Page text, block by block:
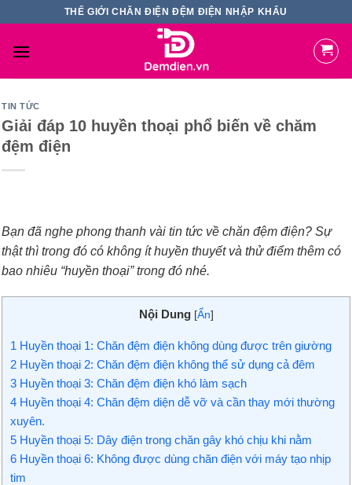
content
THẾ GIỚI CHĂN ĐIỆN ĐỆM ĐIỆN NHẬP KHẨU
TIN TỨC
Giải đáp 10 huyền thoại phổ biến về chăm
đệm điện
Bạn đã nghe phong thanh vài tin tức về chăn đệm điện? Sự
thật thì trong đó có không ít huyền thuyết và thử điểm thêm có
bao nhiêu “huyền thoại” trong đó nhé.
Nội Dung [Ẩn]
1 Huyền thoại 1: Chăn đệm điện không dùng được trên giường
2 Huyền thoại 2: Chăn đệm điện không thể sử dụng cả đêm
3 Huyền thoại 3: Chăn đệm điện khó làm sạch
4 Huyền thoại 4: Chăn đệm diện dễ vỡ và cần thay mới thường
xuyên.
5 Huyền thoại 5: Dây điện trong chăn gây khó chịu khi nằm
6 Huyền thoại 6: Không được dùng chăn điện với máy tạo nhịp
tim